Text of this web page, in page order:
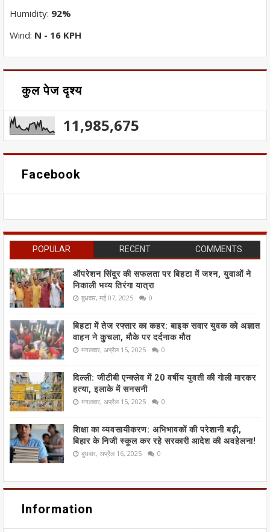
Humidity: 92%
Wind: N - 16 KPH
कुल पेज दृश्य
11,985,675
Facebook
POPULAR RECENT COMMENTS
ऑपरेशन सिंदूर की सफलता पर बिहटा में जश्न, युवाओं ने
निकाली भव्य तिरंगा यात्रा
बुधवार, मई 07, 2025 0
बिहटा में तेज रफ्तार का कहर: बाइक सवार युवक को अज्ञात
वाहन ने कुचला, मौके पर दर्दनाक मौत
मंगलवार, अप्रैल 15, 2025 0
दिल्ली: जीटीबी एन्क्लेव में 20 वर्षीय युवती की गोली मारकर
हत्या, इलाके में सनसनी
मंगलवार, अप्रैल 15, 2025 0
शिक्षा का व्यवसायीकरण: अभिभावकों की परेशानी बढ़ी,
बिहार के निजी स्कूल कर रहे सरकारी आदेश की अवहेलना!
बुधवार, अप्रैल 16, 2025 0
Information